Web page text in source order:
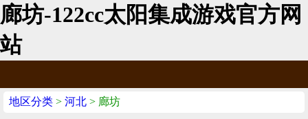
廊坊-122cc太阳集成游戏官方网
站
地区分类 > 河北 > 廊坊